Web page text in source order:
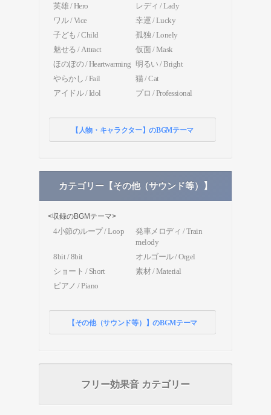
英雄 / Hero
レディ / Lady
ワル / Vice
幸運 / Lucky
子ども / Child
孤独 / Lonely
魅せる / Attract
仮面 / Mask
ほのぼの / Heartwarming 明るい / Bright
やらかし / Fail
猫 / Cat
アイドル / Idol
プロ / Professional
【人物・キャラクター】のBGMテーマ
カテゴリー【その他（サウンド等）】
<収録のBGMテーマ>
4小節のループ / Loop
発車メロディ / Train
melody
8bit / 8bit
オルゴール / Orgel
ショート / Short
素材 / Material
ピアノ / Piano
【その他（サウンド等）】のBGMテーマ
フリー効果音 カテゴリー